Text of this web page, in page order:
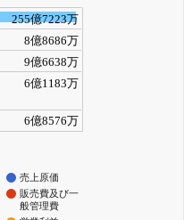
255億7223万
8億8686万
9億6638万
6億1183万
6億8576万
売上原価
販売費及び一
般管理費